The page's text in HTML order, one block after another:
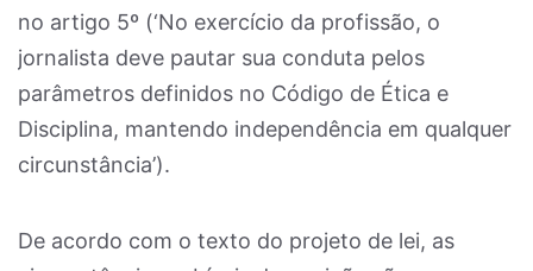
no artigo 5º (‘No exercício da profissão, o
jornalista deve pautar sua conduta pelos
parâmetros definidos no Código de Ética e
Disciplina, mantendo independência em qualquer
circunstância’).
De acordo com o texto do projeto de lei, as